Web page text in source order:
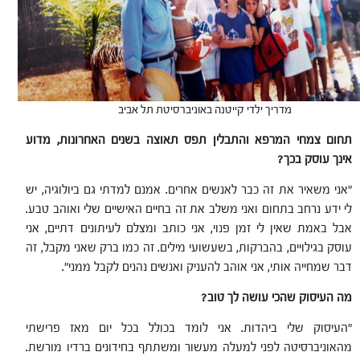
מדריך ילדי קייטנה באוניברסיטת תל אביב
תחום צמחי המרפא והתבלין תפס תאוצה בשנים האחרונות, מדוע
אינך עוסק בכך?
"אני משאיר את זה כבר לאנשים אחרים. אמנם למדתי גם ביולוגיה, יש
לי ידע נרחב בתחום ואני משלב את זה בחיים האישיים שלי ואוהב טבע.
אבל באמת שאין לי זמן פנוי, אני כותב ומצלם לעיתונים דתיים, אני
עוסק בגילויים, בהברקות, בשעשועי מילים. זה כמו ברק שאני מקבל, זה
דבר שמחייה אותי, אני אוהב להעניק ואנשים נהנים לקבל ממני".
מה העיסוק שהכי עושה לך טוב?
"העיסוק שלי ביהדות. אני לומד בכולל בכל יום מאז פרישתי
מהאוניברסיטה לפני למעלה מעשור ומשתתף בחידונים ברדיו מורשת.